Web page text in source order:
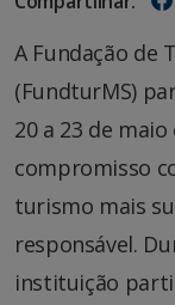
A Fundação de
(FundturMS)
20 a 23 de
compromisso
turismo mais
responsável.
instituição